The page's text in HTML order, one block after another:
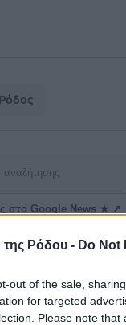
της Ρόδου - Do Not
out of the sale,
for targeted
Please note
αναζήτησης
στο Google News ★ ↗